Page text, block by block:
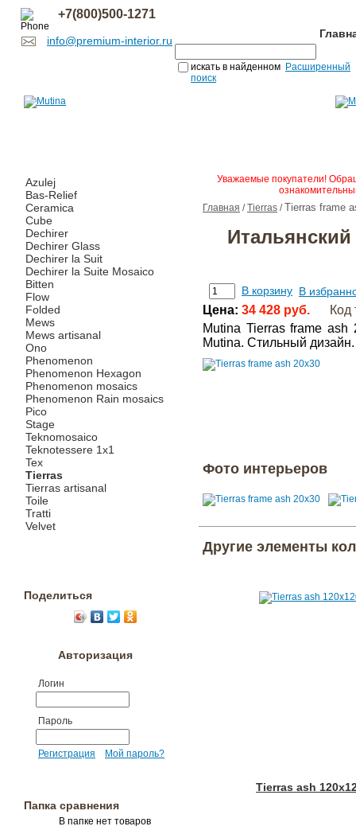
+7(800)500-1271
info@premium-interior.ru
искать в найденном Расширенный
поиск
Azulej
Bas-Relief
Ceramica
Cube
Dechirer
Dechirer Glass
Dechirer la Suit
Dechirer la Suite Mosaico
Bitten
Flow
Folded
Mews
Mews artisanal
Ono
Phenomenon
Phenomenon Hexagon
Phenomenon mosaics
Phenomenon Rain mosaics
Pico
Stage
Teknomosaico
Teknotessere 1x1
Tex
Tierras
Tierras artisanal
Toile
Tratti
Velvet
Поделиться
Авторизация
Логин
Пароль
Регистрация Мой пароль?
Папка сравнения
В папке нет товаров
Уважаемые покупатели!
Главная /Tierras /Tierras frame
В корзину В
Цена: 34 428 руб.
Код
Mutina Tierras frame ash
Mutina. Стильный
Фото интерьеров
Другие элементы
Tierras ash